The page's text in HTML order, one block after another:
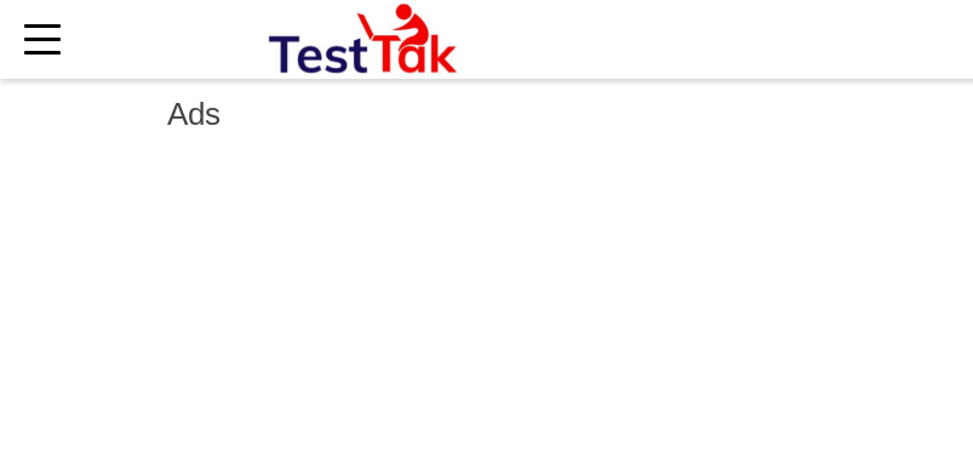
Ads